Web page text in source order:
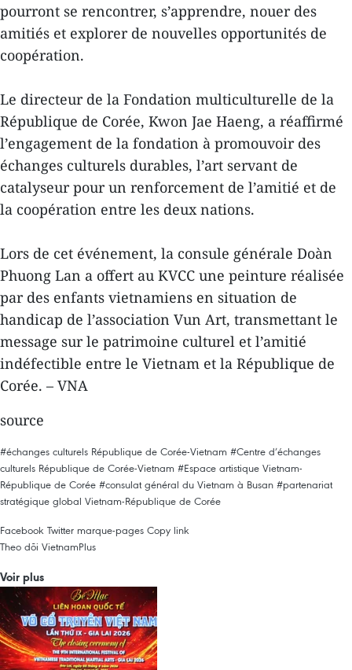
pourront se rencontrer, s’apprendre, nouer des
amitiés et explorer de nouvelles opportunités de
coopération.
Le directeur de la Fondation multiculturelle de la
République de Corée, Kwon Jae Haeng, a réaffirmé
l’engagement de la fondation à promouvoir des
échanges culturels durables, l’art servant de
catalyseur pour un renforcement de l’amitié et de
la coopération entre les deux nations.
Lors de cet événement, la consule générale Doàn
Phuong Lan a offert au KVCC une peinture réalisée
par des enfants vietnamiens en situation de
handicap de l’association Vun Art, transmettant le
message sur le patrimoine culturel et l’amitié
indéfectible entre le Vietnam et la République de
Corée. – VNA
source
#échanges culturels République de Corée-Vietnam #Centre d’échanges
culturels République de Corée-Vietnam #Espace artistique Vietnam-
République de Corée #consulat général du Vietnam à Busan #partenariat
stratégique global Vietnam-République de Corée
Facebook Twitter marque-pages Copy link
Theo dõi VietnamPlus
Voir plus